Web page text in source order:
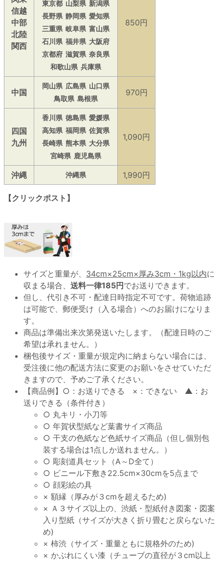
信越
中部
北陸
関西
東京都 山梨県 新潟県
長野県 静岡県 愛知県
三重県 岐阜県 富山県
石川県 福井県 大阪府
京都府 滋賀県 奈良県
和歌山県 兵庫県
850円
中国
岡山県 広島県 山口県
鳥取県 島根県
970円
四国
九州
香川県 徳島県 愛媛県
高知県 福岡県 佐賀県
長崎県 熊本県 大分県
宮崎県 鹿児島県
1,090円
沖縄 沖縄県 1,990円
【クリックポスト】
サイズと重量が、 34cm×25cm×厚み3cm・1kg以内に
収まる場合、 送料一律185円でお送りできます。
但し、代引き不可・配達日時指定不可です。荷物追跡
は可能で、郵便受け（入る場合）へのお届けになりま
す。
商品は準備出来次第発送いたします。（配達日時のご
希望は承れません。）
梱包後サイズ・重量が規定内に納まらない場合には、
受注後に他の配送方法に変更のお願いをさせていただ
きますので、予めご了承ください。
【商品例】○：お送りできる ×：できない ▲：お
送りできる（条件付き）
○ 丸キリ・小刀等
○ 年賀状型紙など葉書サイズ商品
○ 干支の色紙など色紙サイズ商品（但し個別包
装する場合は1点しか送れません。）
○ 彫刻道具セット（A～D全て）
○ ビニール下敷き22.5cm×30cmを5点まで
○ 顔彩絵の具
× 額縁（厚みが３cmを超えるため)
× Ａ３サイズ以上の、渋紙・型紙付き図案・図案
入り型紙（サイズが大きく折り畳むと戻らないた
め)
× 柿渋（サイズ・重量ともに規格外のため)
× かぶれにくい漆（チューブの直径が３cm以上